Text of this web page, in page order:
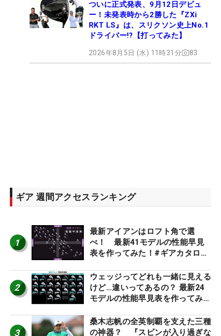
ついに正式発表、9月12日デビュ
ー！未発表時から2勝した『ZXi
RKT LS』は、スリクソン史上No.1
ドライバー!?【打ってみた】
2026年8月5日 (水) 11時31分 83
ギア 週間アクセスランキング
1
最新アイアンはロフト角で選
べ！ 最新41モデルの性能早見
表を作ってみた！#ギアカタログ
2
ウェッジってどれも一緒に見える
けど…違いってあるの？ 最新24
モデルの性能早見表を作ってみ
3
桑木志帆の全英制覇を支えた三種
の神器？ 『スピンが入り過ぎな